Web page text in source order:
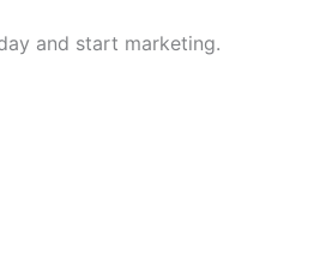
and start marketing.